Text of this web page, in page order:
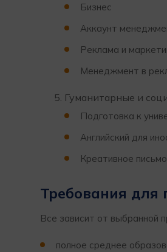
Бизнес
Аккаунт
Реклама и
Менеджмент в
Гуманитарные и
Подготовка к
Английский для
Креативное
Требования для
Все зависит от выбранной
полное среднее